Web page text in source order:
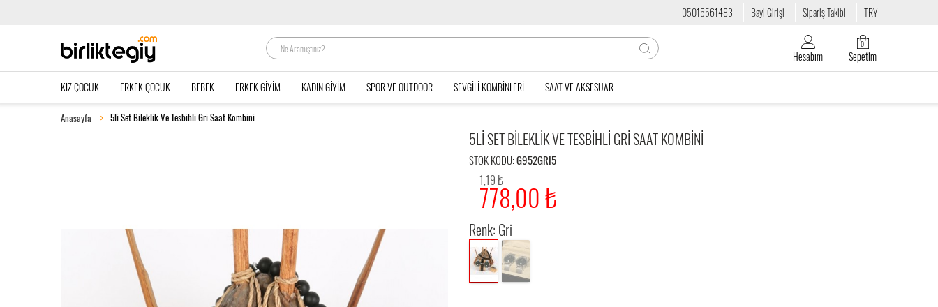
05015561483 Bayi Girişi Sipariş Takibi TRY
Hesabım
0
Sepetim
KIZ ÇOCUK ERKEK ÇOCUK BEBEK ERKEK GIYIM KADIN GIYIM SPOR VE OUTDOOR SEVGILI KOMBINLERI SAAT VE AKSESUAR
Anasayfa 5li Set Bileklik Ve Tesbihli Gri Saat Kombini
5LI SET BILEKLIK VE TESBIHLI GRI SAAT KOMBINI
STOK KODU:G952GRI5
1,19 ₺
778,00 ₺
Renk: Gri